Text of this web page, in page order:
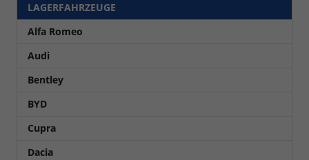
LAGERFAHRZEUGE
Alfa Romeo
Audi
Bentley
BYD
Cupra
Dacia